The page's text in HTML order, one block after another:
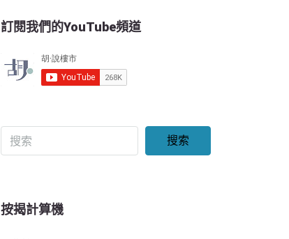
訂閱我們的YouTube頻道
搜索
按揭計算機